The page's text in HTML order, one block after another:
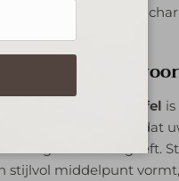
combineert tijdloze
Aanraking
Travertin Salontafel
het is een kunstwerk dat
sfeer geeft.
stijlvol middelpunt